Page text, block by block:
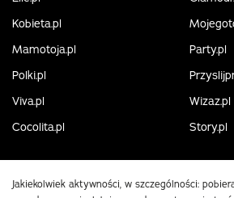
Kobieta.pl
Mamotoja.pl
Party.pl
Polki.pl
Viva.pl
Wizaz.pl
Cocolita.pl
Story.pl
Jakiekolwiek aktywności, w szczególności: